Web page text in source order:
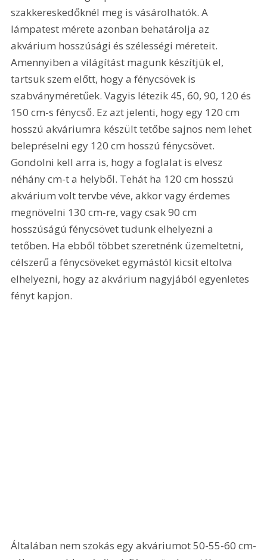
szakkereskedőknél meg is vásárolhatók. A
lámpatest mérete azonban behatárolja az
akvárium hosszúsági és szélességi méreteit.
Amennyiben a világítást magunk készítjük el,
tartsuk szem előtt, hogy a fénycsövek is
szabványméretűek. Vagyis létezik 45, 60, 90, 120 és
150 cm-s fénycső. Ez azt jelenti, hogy egy 120 cm
hosszú akváriumra készült tetőbe sajnos nem lehet
belepréselni egy 120 cm hosszú fénycsövet.
Gondolni kell arra is, hogy a foglalat is elvesz
néhány cm-t a helyből. Tehát ha 120 cm hosszú
akvárium volt tervbe véve, akkor vagy érdemes
megnövelni 130 cm-re, vagy csak 90 cm
hosszúságú fénycsövet tudunk elhelyezni a
tetőben. Ha ebből többet szeretnénk üzemeltetni,
célszerű a fénycsöveket egymástól kicsit eltolva
elhelyezni, hogy az akvárium nagyjából egyenletes
fényt kapjon.
Általában nem szokás egy akváriumot 50-55-60 cm-